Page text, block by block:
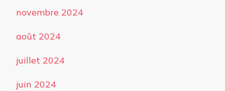
novembre 2024
août 2024
juillet 2024
juin 2024